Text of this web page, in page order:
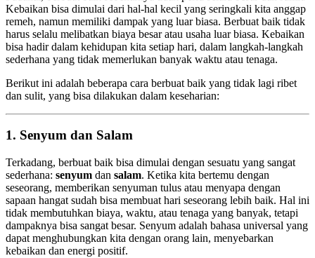
Kebaikan bisa dimulai dari hal-hal kecil yang seringkali kita anggap
remeh, namun memiliki dampak yang luar biasa. Berbuat baik tidak
harus selalu melibatkan biaya besar atau usaha luar biasa. Kebaikan
bisa hadir dalam kehidupan kita setiap hari, dalam langkah-langkah
sederhana yang tidak memerlukan banyak waktu atau tenaga.
Berikut ini adalah beberapa cara berbuat baik yang tidak lagi ribet
dan sulit, yang bisa dilakukan dalam keseharian:
1. Senyum dan Salam
Terkadang, berbuat baik bisa dimulai dengan sesuatu yang sangat
sederhana: senyum dan salam. Ketika kita bertemu dengan
seseorang, memberikan senyuman tulus atau menyapa dengan
sapaan hangat sudah bisa membuat hari seseorang lebih baik. Hal ini
tidak membutuhkan biaya, waktu, atau tenaga yang banyak, tetapi
dampaknya bisa sangat besar. Senyum adalah bahasa universal yang
dapat menghubungkan kita dengan orang lain, menyebarkan
kebaikan dan energi positif.